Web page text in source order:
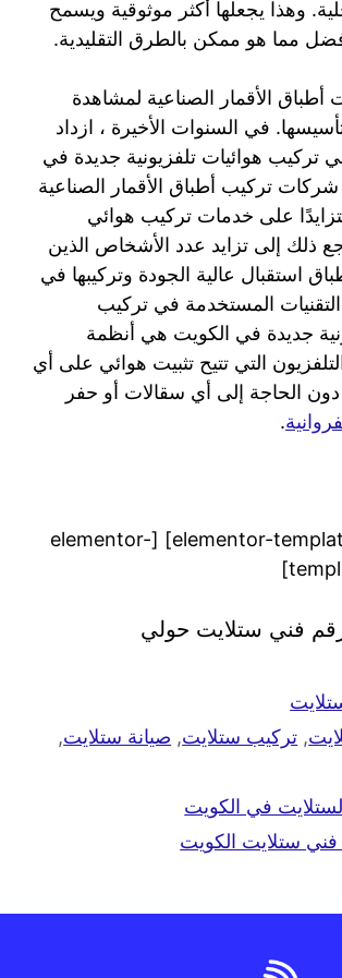
وهذا يجعلها أكثر موثوقية ويسمح
مما هو ممكن بالطرق التقليدية.
أطباق الأقمار الصناعية لمشاهدة
في السنوات الأخيرة ، ازداد
تركيب هوائيات تلفزيونية جديدة في
تركيب أطباق الأقمار الصناعية
متزايدًا على خدمات تركيب هوائي
ذلك إلى تزايد عدد الأشخاص الذين
استقبال عالية الجودة وتركيبها في
المستخدمة في تركيب
جديدة في الكويت هي أنظمة
التي تتيح تثبيت هوائي على أي
الحاجة إلى أي سقالات أو حفر
.
[elementor-template id=”1077″] [elementor-
فني ستلايت حولي
, تركيب ستلايت, صيانة ستلايت,
في الكويت
ستلايت الكويت